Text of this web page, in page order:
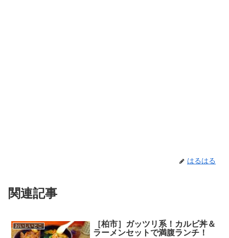
はるはる
関連記事
おいしいとこ
［柏市］ガッツリ系！カルビ丼＆
ラーメンセットで満腹ランチ！